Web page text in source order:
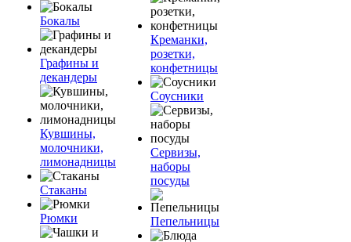
Бокалы
Графины и
декандеры
Кувшины,
молочники,
лимонадницы
Стаканы
Рюмки
Креманки,
розетки,
конфетницы
Соусники
Сервизы,
наборы
посуды
Пепельницы